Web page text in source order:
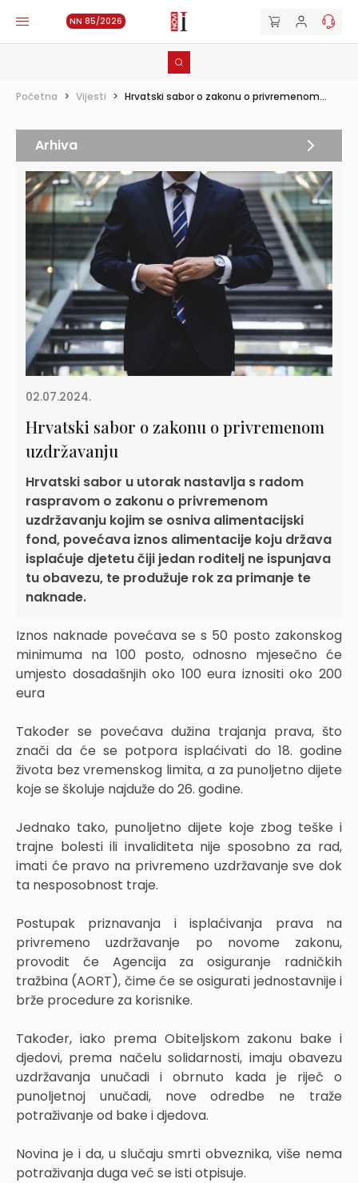
NN 85/2026
Početna > Vijesti > Hrvatski sabor o zakonu o privremenom...
02.07.2024.
Hrvatski sabor o zakonu o privremenom
uzdržavanju
Hrvatski sabor u utorak nastavlja s radom
raspravom o zakonu o privremenom
uzdržavanju kojim se osniva alimentacijski
fond, povećava iznos alimentacije koju država
isplaćuje djetetu čiji jedan roditelj ne ispunjava
tu obavezu, te produžuje rok za primanje te
naknade.
Iznos naknade povećava se s 50 posto zakonskog
minimuma na 100 posto, odnosno mjesečno će
umjesto dosadašnjih oko 100 eura iznositi oko 200
eura
Također se povećava dužina trajanja prava, što
znači da će se potpora isplaćivati do 18. godine
života bez vremenskog limita, a za punoljetno dijete
koje se školuje najduže do 26. godine.
Jednako tako, punoljetno dijete koje zbog teške i
trajne bolesti ili invaliditeta nije sposobno za rad,
imati će pravo na privremeno uzdržavanje sve dok
ta nesposobnost traje.
Postupak priznavanja i isplaćivanja prava na
privremeno uzdržavanje po novome zakonu,
provodit će Agencija za osiguranje radničkih
tražbina (AORT), čime će se osigurati jednostavnije i
brže procedure za korisnike.
Također, iako prema Obiteljskom zakonu bake i
djedovi, prema načelu solidarnosti, imaju obavezu
uzdržavanja unučadi i obrnuto kada je riječ o
punoljetnoj unučadi, nove odredbe ne traže
potraživanje od bake i djedova.
Novina je i da, u slučaju smrti obveznika, više nema
potraživanja duga već se isti otpisuje.
Arhiva